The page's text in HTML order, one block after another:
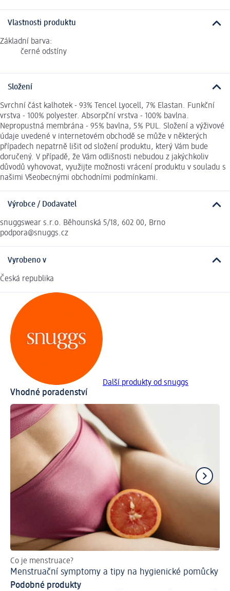
Vlastnosti produktu
Základní barva:
černé odstíny
Složení
Svrchní část kalhotek - 93% Tencel Lyocell, 7% Elastan. Funkční
vrstva - 100% polyester. Absorpční vrstva - 100% bavlna.
Nepropustná membrána - 95% bavlna, 5% PUL. Složení a výživové
údaje uvedené v internetovém obchodě se může v některých
případech nepatrně lišit od složení produktu, který Vám bude
doručený. V případě, že Vám odlišnosti nebudou z jakýchkoliv
důvodů vyhovovat, využijte možnosti vrácení produktu v souladu s
našimi Všeobecnými obchodními podmínkami.
Výrobce / Dodavatel
snuggswear s.r.o. Běhounská 5/18, 602 00, Brno
podpora@snuggs.cz
Vyrobeno v
Česká republika
Další produkty od snuggs
Vhodné poradenství
Co je menstruace?
Menstruační symptomy a tipy na hygienické pomůcky
Podobné produkty